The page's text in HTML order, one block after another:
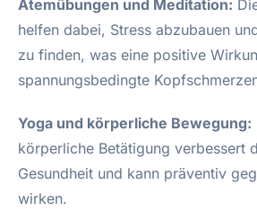
Atemübungen und Meditation:
helfen dabei, Stress abzubauen
zu finden, was eine positive
spannungsbedingte
Yoga und körperliche Bewegung:
körperliche Betätigung verbessert
Gesundheit und kann präventiv
wirken.